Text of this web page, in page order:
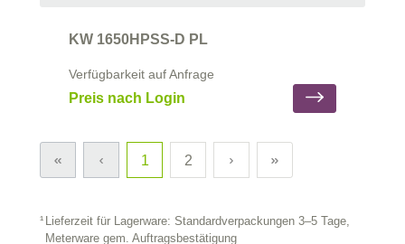
KW 1650HPSS-D PL
Verfügbarkeit auf Anfrage
Preis nach Login
1 2
Lieferzeit für Lagerware: Standardverpackungen 3–5 Tage,
Meterware gem. Auftragsbestätigung